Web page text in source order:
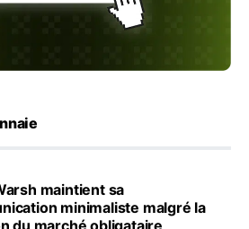
maintient sa
minimaliste malgré la
du marché obligataire